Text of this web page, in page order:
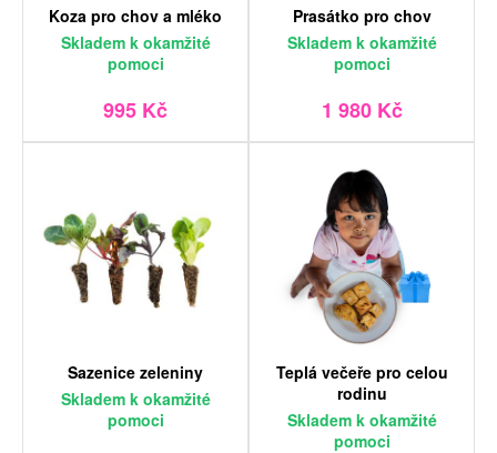
Koza pro chov a mléko
Skladem k okamžité
pomoci
995 Kč
Prasátko pro chov
Skladem k okamžité
pomoci
1 980 Kč
Sazenice zeleniny
Skladem k okamžité
pomoci
Teplá večeře pro celou
rodinu
Skladem k okamžité
pomoci